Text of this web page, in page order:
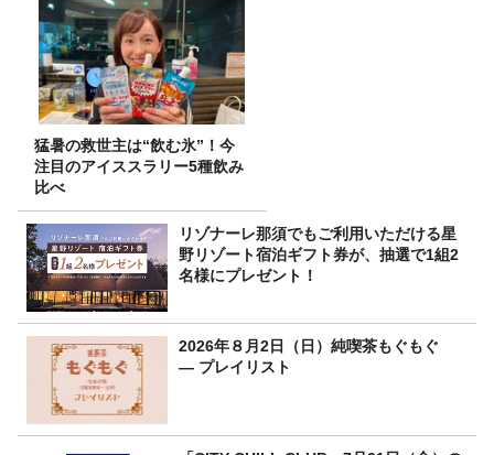
猛暑の救世主は“飲む氷”！今
注目のアイススラリー5種飲み
比べ
リゾナーレ那須でもご利用いただける星
野リゾート宿泊ギフト券が、抽選で1組2
名様にプレゼント！
2026年８月2日（日）純喫茶もぐもぐ
― プレイリスト